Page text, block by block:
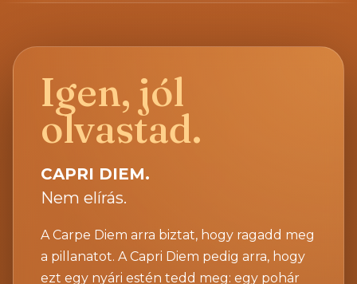
Igen, jól
olvastad.
CAPRI DIEM.
Nem elírás.
A Carpe Diem arra biztat, hogy ragadd meg
a pillanatot. A Capri Diem pedig arra, hogy
ezt egy nyári estén tedd meg: egy pohár